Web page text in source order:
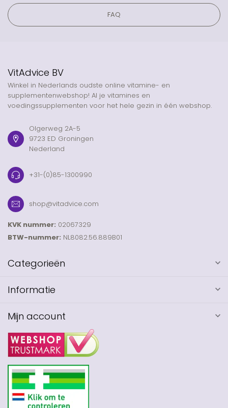
FAQ
VitAdvice BV
Winkel in Nederlands oudste online vitamine- en
supplementenwebshop! Al je vitamines en
voedingssupplementen voor het hele gezin in één webshop.
Olgerweg 2A-5
9723 ED Groningen
Nederland
+31-(0)85-1300990
shop@vitadvice.com
KVK nummer: 02067329
BTW-nummer: NL8082.56.889B01
Categorieën
Informatie
Mijn account